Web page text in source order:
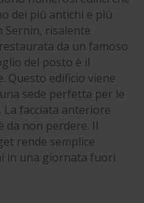
dei più antichi e più
Sernin, risalente
da un famoso
del posto è il
Questo edificio viene
sede perfetta per le
facciata anteriore
da non perdere. Il
rende semplice
in una giornata fuori